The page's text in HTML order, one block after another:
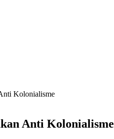
Kolonialisme
Anti Kolonialisme